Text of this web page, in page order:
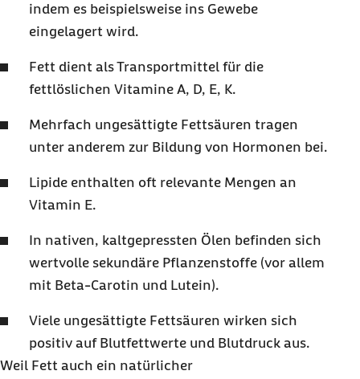
indem es beispielsweise ins Gewebe
eingelagert wird.
Fett dient als Transportmittel für die
fettlöslichen Vitamine A, D, E, K.
Mehrfach ungesättigte Fettsäuren tragen
unter anderem zur Bildung von Hormonen bei.
Lipide enthalten oft relevante Mengen an
Vitamin E.
In nativen, kaltgepressten Ölen befinden sich
wertvolle sekundäre Pflanzenstoffe (vor allem
mit Beta-Carotin und Lutein).
Viele ungesättigte Fettsäuren wirken sich
positiv auf Blutfettwerte und Blutdruck aus.
Weil Fett auch ein natürlicher